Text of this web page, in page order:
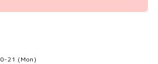
21 (Mon)